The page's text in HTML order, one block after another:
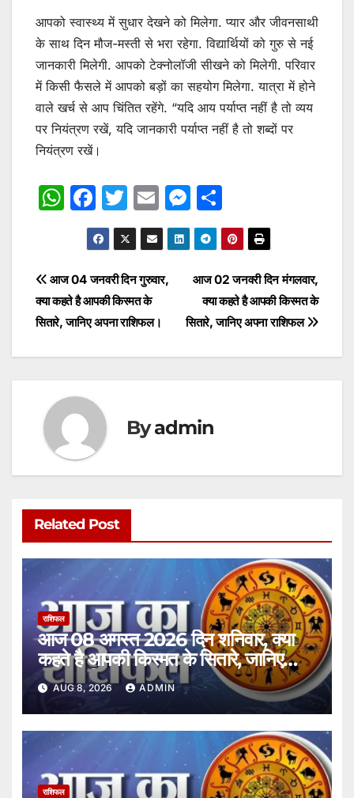
आपको स्वास्थ्य में सुधार देखने को मिलेगा. प्यार और जीवनसाथी
के साथ दिन मौज-मस्ती से भरा रहेगा. विद्यार्थियों को गुरु से नई
जानकारी मिलेगी. आपको टेक्नोलॉजी सीखने को मिलेगी. परिवार
में किसी फैसले में आपको बड़ों का सहयोग मिलेगा. यात्रा में होने
वाले खर्च से आप चिंतित रहेंगे. “यदि आय पर्याप्त नहीं है तो व्यय
पर नियंत्रण रखें, यदि जानकारी पर्याप्त नहीं है तो शब्दों पर
नियंत्रण रखें।
W
s
A
p
p
F
a
c
e
b
o
o
T
w
itt
er
E
m
ai
l
M
e
s
s
e
n
g
h
ar
e
Post
navigation
आज 02 जनवरी दिन मंगलवार,
क्या कहते है आपकी किस्मत के
सितारे, जानिए अपना राशिफल
आज 04 जनवरी दिन गुरुवार,
क्या कहते है आपकी किस्मत के
सितारे, जानिए अपना राशिफल।
Byadmin
Related Post
राशिफल
आज 08 अगस्त 2026 दिन शनिवार, क्या
कहते है आपकी किस्मत के सितारे, जानिए
अपना राशिफल।
AUG 8, 2026 ADMIN
राशिफल